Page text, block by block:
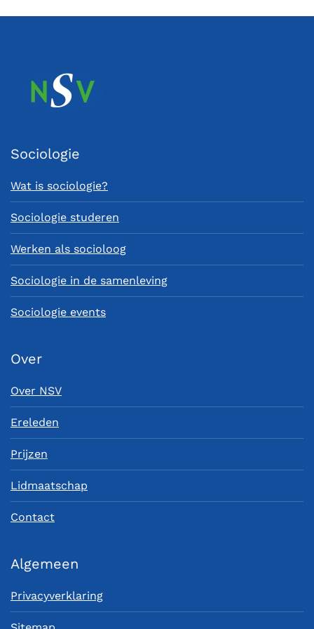
Sociologie
Wat is sociologie?
Sociologie studeren
Werken als socioloog
Sociologie in de samenleving
Sociologie events
Over
Over NSV
Ereleden
Prijzen
Lidmaatschap
Contact
Algemeen
Privacyverklaring